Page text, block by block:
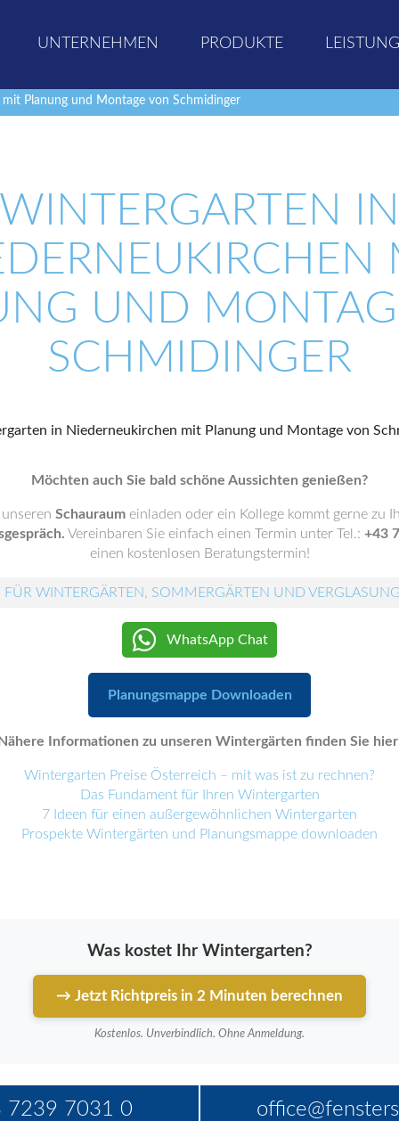
UNTERNEHMEN PRODUKTE
Planung und Montage von Schmidinger
WINTERGARTEN IN
UND
SCHMIDINGER
Möchten auch Sie bald schöne Aussichten genießen?
Schauraum einladen oder ein Kollege kommt gerne zu
Vereinbaren Sie einfach einen Termin unter Tel.: +43
einen kostenlosen Beratungstermin!
WINTERGÄRTEN, SOMMERGÄRTEN UND
WhatsApp Chat
Planungsmappe Downloaden
Informationen zu unseren Wintergärten finden Sie
Wintergarten Preise Österreich – mit was ist zu rechnen?
Das Fundament für Ihren Wintergarten
7 Ideen für einen außergewöhnlichen Wintergarten
Prospekte Wintergärten und Planungsmappe downloaden
Was kostet Ihr Wintergarten?
→ Jetzt Richtpreis in 2 Minuten berechnen
Kostenlos. Unverbindlich. Ohne Anmeldung.
7239 7031 0